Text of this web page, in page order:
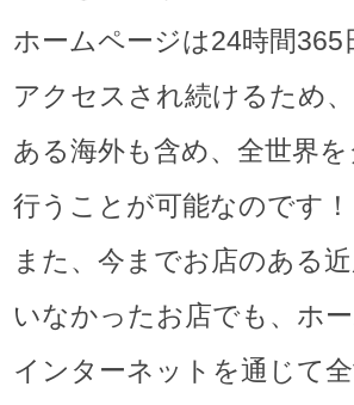
ホームページは24時間
アクセスされ続けるため
ある海外も含め、全世界
行うことが可能なのです！
また、今までお店のある
いなかったお店でも、ホ
インターネットを通じて